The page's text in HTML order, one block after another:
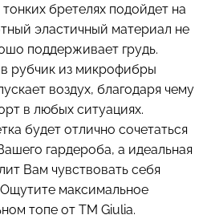
бретелях подойдет на
эластичный материал не
поддерживает грудь.
рубчик из микрофибры
воздух, благодаря чему
в любых ситуациях.
будет отлично сочетаться
гардероба, а идеальная
Вам чувствовать себя
максимальное
топе от ТМ Giulia.
Бесшовный топ на тонких
бретелях CAMI TOP
(белый) Giulia
399 грн.